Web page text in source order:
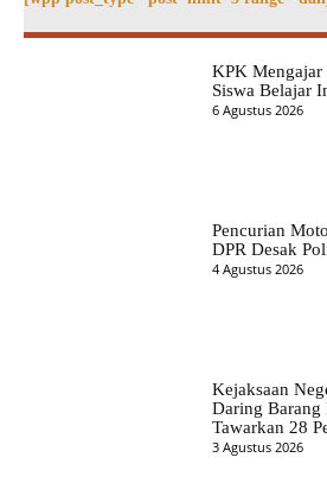
KPK Mengajar
Siswa Belajar
6 Agustus 2026
Pencurian
DPR Desak
4 Agustus 2026
Kejaksaan
Daring Barang
Tawarkan 28
3 Agustus 2026